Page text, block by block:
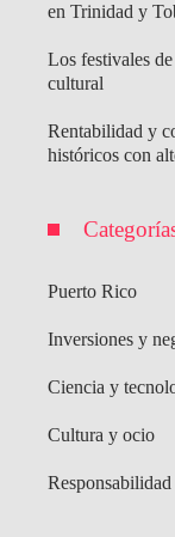
en Trinidad y
Los festivales
cultural
Rentabilidad y
históricos con
Puerto Rico
Inversiones y
Ciencia y
Cultura y ocio
Responsabilidad